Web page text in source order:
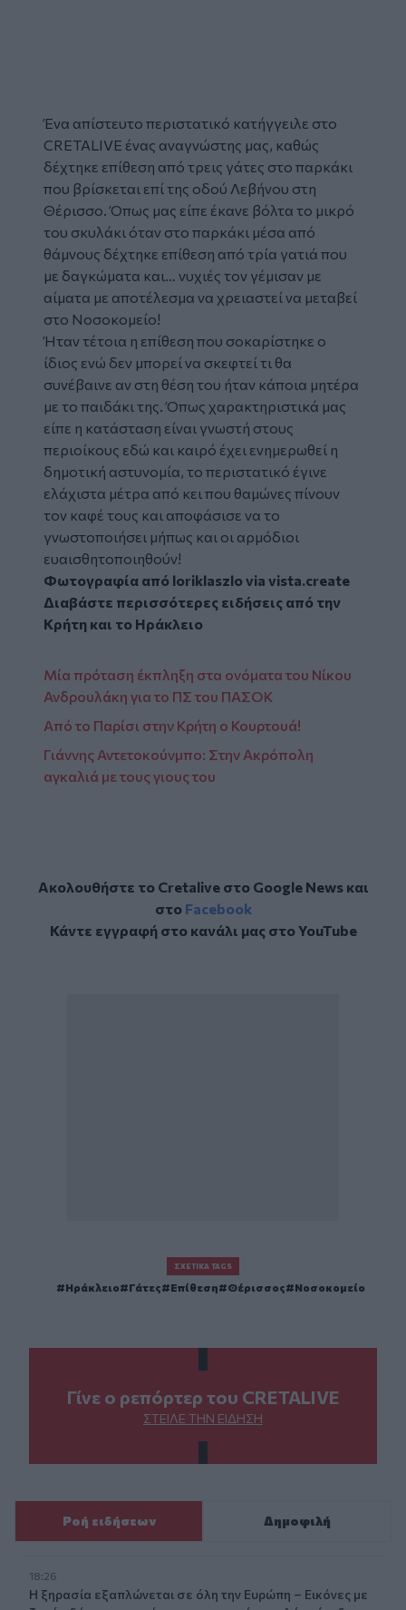
Ένα απίστευτο περιστατικό κατήγγειλε στο
CRETALIVE ένας αναγνώστης μας, καθώς
δέχτηκε επίθεση από τρεις γάτες στο παρκάκι
που βρίσκεται επί της οδού Λεβήνου στη
Θέρισσο. Όπως μας είπε έκανε βόλτα το μικρό
του σκυλάκι όταν στο παρκάκι μέσα από
θάμνους δέχτηκε επίθεση από τρία γατιά που
με δαγκώματα και… νυχιές τον γέμισαν με
αίματα με αποτέλεσμα να χρειαστεί να μεταβεί
στο Νοσοκομείο!
Ήταν τέτοια η επίθεση που σοκαρίστηκε ο
ίδιος ενώ δεν μπορεί να σκεφτεί τι θα
συνέβαινε αν στη θέση του ήταν κάποια μητέρα
με το παιδάκι της. Όπως χαρακτηριστικά μας
είπε η κατάσταση είναι γνωστή στους
περιοίκους εδώ και καιρό έχει ενημερωθεί η
δημοτική αστυνομία, το περιστατικό έγινε
ελάχιστα μέτρα από κει που θαμώνες πίνουν
τον καφέ τους και αποφάσισε να το
γνωστοποιήσει μήπως και οι αρμόδιοι
ευαισθητοποιηθούν!
Φωτογραφία από loriklaszlovia vista.create
Διαβάστε περισσότερες ειδήσεις από την
Κρήτη και το Ηράκλειο
Μία πρόταση έκπληξη στα ονόματα του Νίκου
Ανδρουλάκη για το ΠΣ του ΠΑΣΟΚ
Από το Παρίσι στην Κρήτη ο Κουρτουά!
Γιάννης Αντετοκούνμπο: Στην Ακρόπολη
αγκαλιά με τους γιους του
Ακολουθήστε το Cretalive στο Google Newsκαι
στο Facebook
Κάντε εγγραφή στο κανάλι μας στοYouTube
ΣΧΕΤΙΚΆ TAGS
Ηράκλειο Γάτες Επίθεση Θέρισσος Νοσοκομείο
Γίνε ο ρεπόρτερ του CRETALIVE
ΣΤΕΊΛΕ ΤΗΝ ΕΊΔΗΣΗ
Ροή ειδήσεων Δημοφιλή
18:26
Η ξηρασία εξαπλώνεται σε όλη την Ευρώπη – Εικόνες με